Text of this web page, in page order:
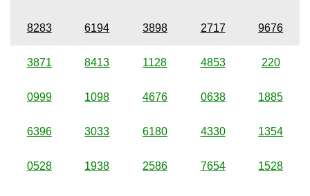
8283 6194 3898 2717 9676
3871 8413 1128 4853 220
0999 1098 4676 0638 1885
6396 3033 6180 4330 1354
0528 1938 2586 7654 1528